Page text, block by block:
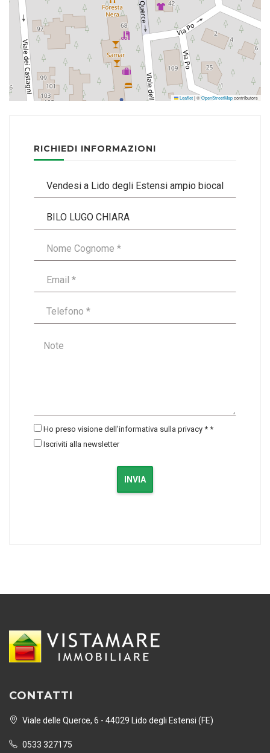
Leaflet|©OpenStreetMapcontributors
RICHIEDI INFORMAZIONI
Ho preso visione dell'informativa sulla privacy * *
Iscriviti alla newsletter
INVIA
CONTATTI
Viale delle Querce, 6 - 44029 Lido degli Estensi (FE)
0533 327175